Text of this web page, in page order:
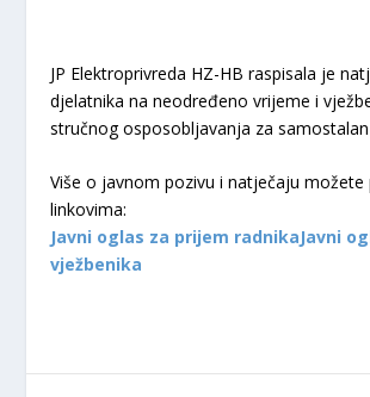
JP Elektroprivreda HZ-HB raspisala je
djelatnika na neodređeno vrijeme i
stručnog osposobljavanja za
Više o javnom pozivu i natječaju možete
linkovima:
Javni oglas za prijem radnikaJavni
vježbenika